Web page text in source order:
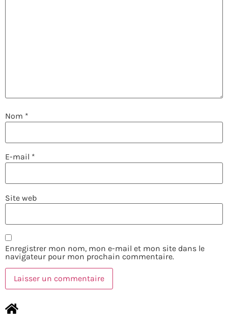
Nom *
E-mail *
Site web
Enregistrer mon nom, mon e-mail et mon site dans le
navigateur pour mon prochain commentaire.